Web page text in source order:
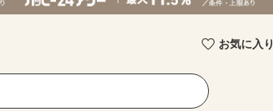
お気に入り